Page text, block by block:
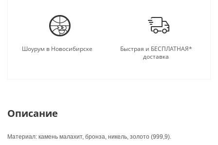
Шоурум в Новосибирске
Быстрая и БЕСПЛАТНАЯ*
доставка
Описание
Материал: камень малахит, бронза, никель, золото (999,9).